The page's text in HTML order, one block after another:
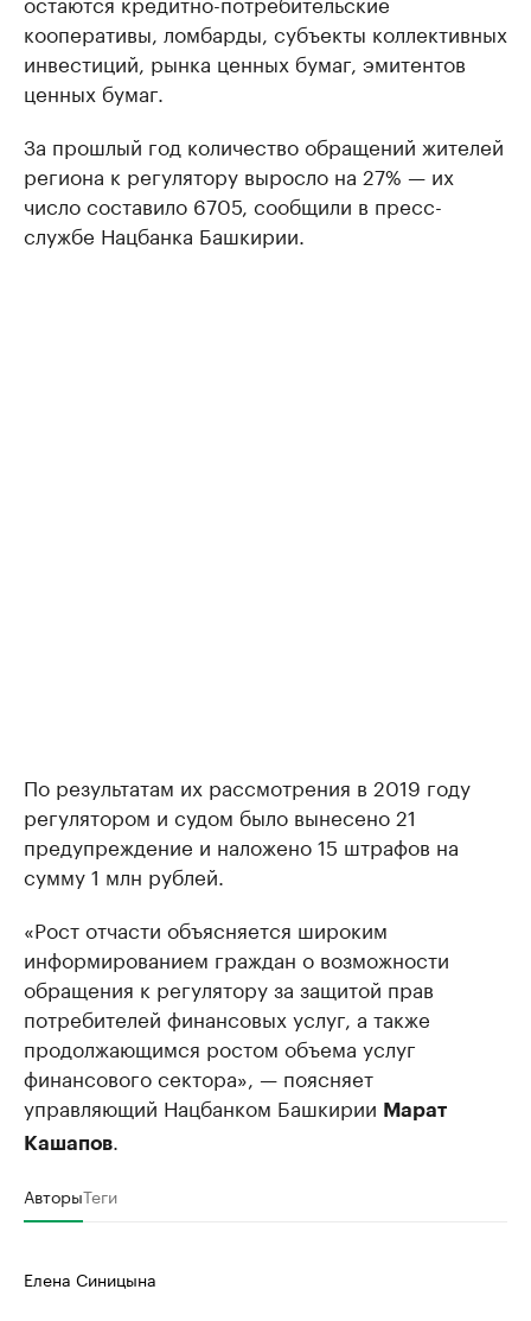
кооперативы, ломбарды, субъекты коллективных
инвестиций, рынка ценных бумаг, эмитентов
ценных бумаг.
За прошлый год количество обращений жителей
региона к регулятору выросло на 27% — их
число составило 6705, сообщили в пресс-
службе Нацбанка Башкирии.
По результатам их рассмотрения в 2019 году
регулятором и судом было вынесено 21
предупреждение и наложено 15 штрафов на
сумму 1 млн рублей.
«Рост отчасти объясняется широким
информированием граждан о возможности
обращения к регулятору за защитой прав
потребителей финансовых услуг, а также
продолжающимся ростом объема услуг
финансового сектора», — поясняет
управляющий Нацбанком Башкирии Марат
Кашапов.
АвторыТеги
Елена Синицына